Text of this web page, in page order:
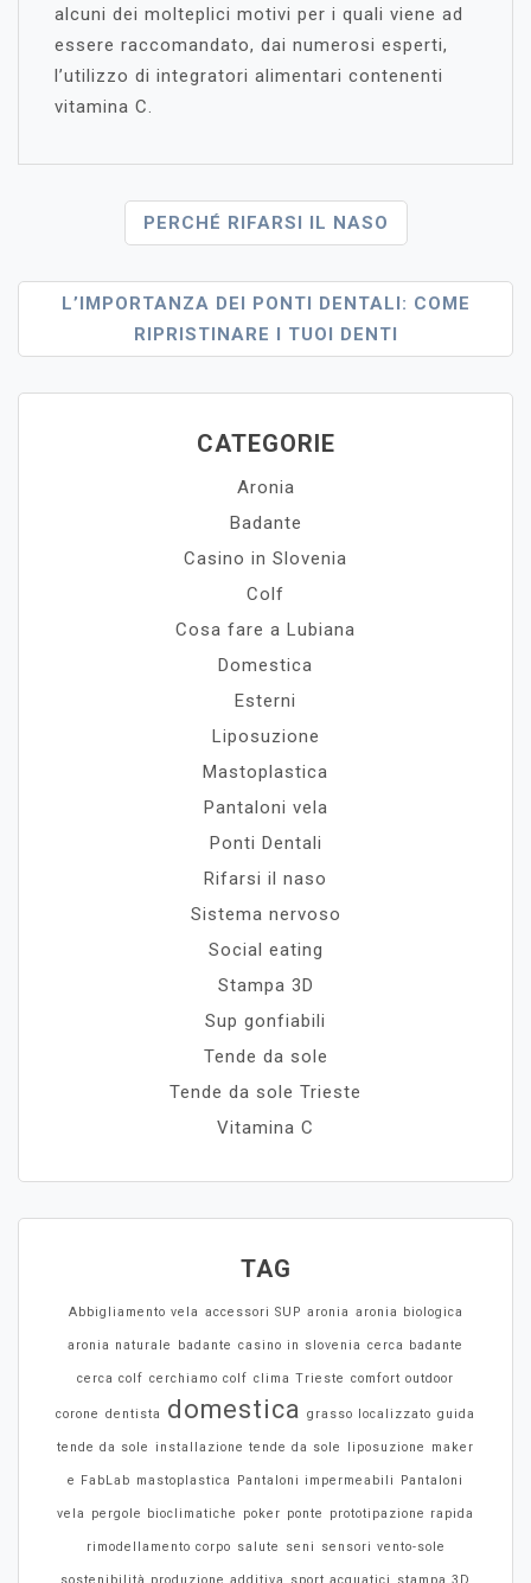
alcuni dei molteplici motivi per i quali viene ad
essere raccomandato, dai numerosi esperti,
l’utilizzo di integratori alimentari contenenti
vitamina C.
NavigazionePERCHÉ RIFARSI IL NASO
L’IMPORTANZA DEI PONTI DENTALI: COME
RIPRISTINARE I TUOI DENTI
CATEGORIE
Aronia
Badante
Casino in Slovenia
Colf
Cosa fare a Lubiana
Domestica
Esterni
Liposuzione
Mastoplastica
Pantaloni vela
Ponti Dentali
Rifarsi il naso
Sistema nervoso
Social eating
Stampa 3D
Sup gonfiabili
Tende da sole
Tende da sole Trieste
Vitamina C
TAG
Abbigliamento vela accessori SUP aronia aronia biologica
aronia naturale badante casino in slovenia cerca badante
cerca colf cerchiamo colf clima Trieste comfort outdoor
corone dentista domestica grasso localizzato guida
tende da sole installazione tende da sole liposuzione maker
e FabLab mastoplastica Pantaloni impermeabili Pantaloni
vela pergole bioclimatiche poker ponte prototipazione rapida
rimodellamento corpo salute seni sensori vento-sole